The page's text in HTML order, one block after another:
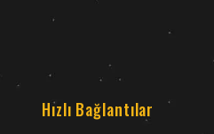
Hızlı Bağlantılar